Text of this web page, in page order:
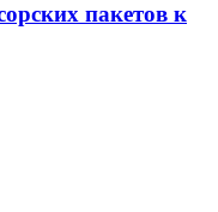
пакетов к